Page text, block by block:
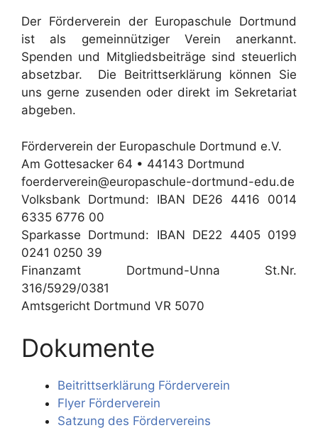
Der Förderverein der Europaschule Dortmund
ist als gemeinnütziger Verein anerkannt.
Spenden und Mitgliedsbeiträge sind steuerlich
absetzbar. Die Beitrittserklärung können Sie
uns gerne zusenden oder direkt im Sekretariat
abgeben.
Förderverein der Europaschule Dortmund e.V.
Am Gottesacker 64 • 44143 Dortmund
foerderverein@europaschule-dortmund-edu.de
Volksbank Dortmund: IBAN DE26 4416 0014
6335 6776 00
Sparkasse Dortmund: IBAN DE22 4405 0199
0241 0250 39
Finanzamt Dortmund-Unna St.Nr.
316/5929/0381
Amtsgericht Dortmund VR 5070
Dokumente
Beitrittserklärung Förderverein
Flyer Förderverein
Satzung des Fördervereins